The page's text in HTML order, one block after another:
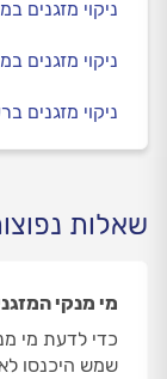
ניקוי מזגנים
ניקוי מזגנים
ניקוי מזגנים
שאלות
מי מנקי
כדי לדעת מי
שמש היכנסו